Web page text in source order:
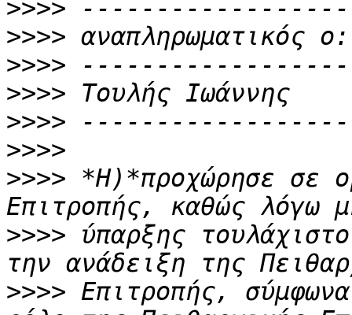
>>>>
>>>>
>>>>
>>>>
>>>>
>>>>
>>>> *Η)*προχώρησε σε
>>>> ύπαρξης
>>>> Επιτροπής,